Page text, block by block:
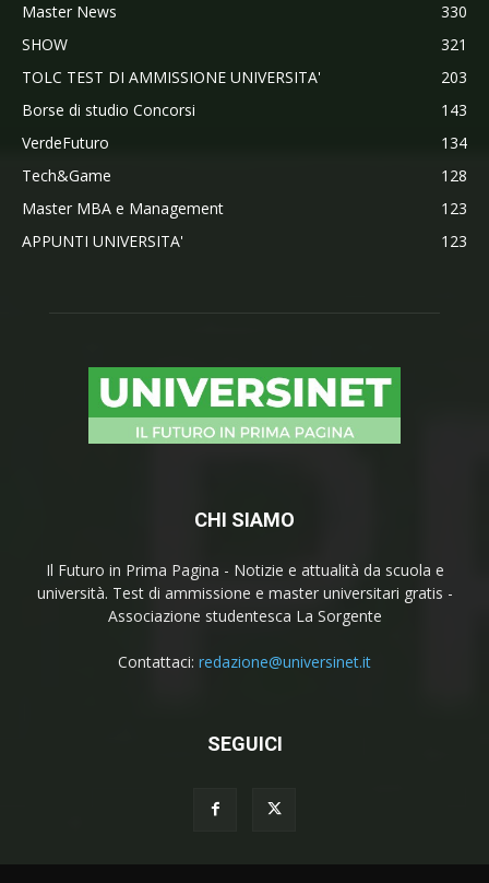
Master News
330
SHOW
321
TOLC TEST DI AMMISSIONE UNIVERSITA'
203
Borse di studio Concorsi
143
VerdeFuturo
134
Tech&Game
128
Master MBA e Management
123
APPUNTI UNIVERSITA'
123
CHI SIAMO
Il Futuro in Prima Pagina - Notizie e attualità da scuola e
università. Test di ammissione e master universitari gratis -
Associazione studentesca La Sorgente
Contattaci: redazione@universinet.it
SEGUICI